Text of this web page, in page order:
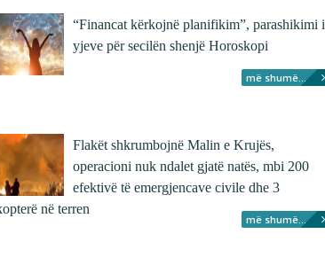
“Financat kërkojnë planifikim”, parashikimi i
yjeve për secilën shenjë Horoskopi
më shumë...
Flakët shkrumbojnë Malin e Krujës,
operacioni nuk ndalet gjatë natës, mbi 200
efektivë të emergjencave civile dhe 3
në terren
më shumë...